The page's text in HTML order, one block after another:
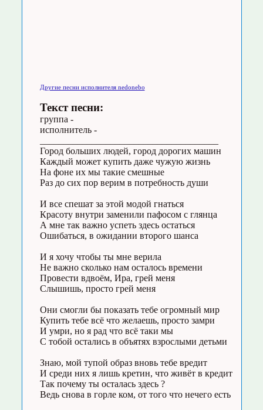
Другие песни исполнителя nedonebo
Текст песни:
группа -
исполнитель -
Город больших людей, город дорогих машин
Каждый может купить даже чужую жизнь
На фоне их мы такие смешные
Раз до сих пор верим в потребность души
И все спешат за этой модой гнаться
Красоту внутри заменили пафосом с глянца
А мне так важно успеть здесь остаться
Ошибаться, в ожидании второго шанса
И я хочу чтобы ты мне верила
Не важно сколько нам осталось времени
Провести вдвоём, Ира, грей меня
Слышишь, просто грей меня
Они смогли бы показать тебе огромный мир
Купить тебе всё что желаешь, просто замри
И умри, но я рад что всё таки мы
С тобой остались в объятях взрослыми детьми
Знаю, мой тупой образ вновь тебе вредит
И среди них я лишь кретин, что живёт в кредит
Так почему ты осталась здесь ?
Ведь снова в горле ком, от того что нечего есть